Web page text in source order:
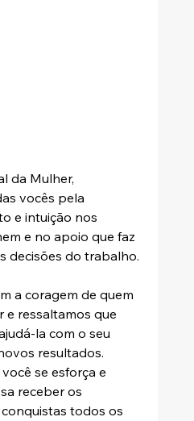
da Mulher,
vocês pela
e intuição nos
e no apoio que faz
decisões do trabalho.
a coragem de quem
e ressaltamos que
la com o seu
resultados.
se esforça e
receber os
todos os